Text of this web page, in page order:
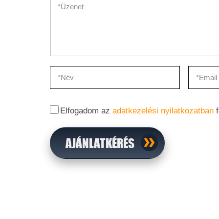
Elfogadom az adatkezelési nyilatkozatban
AJÁNLATKÉRÉS